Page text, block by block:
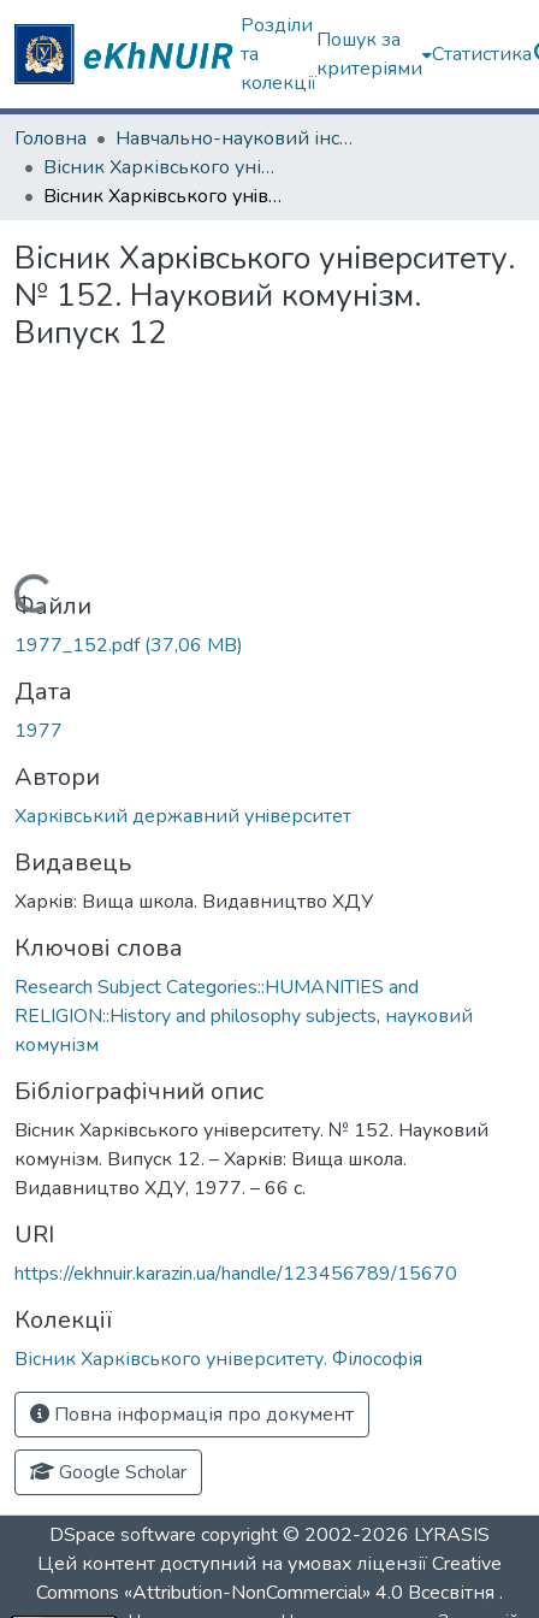
Розділи
та
колекції
Пошук за
критеріями
Статистика
Головна
Навчально-науковий інститут філософії, культурології, політології
Вісник Харківського університету. Філософія
Вiсник Харкiвського унiверситету. № 152. Науковий комунізм. Випуск 12
Вiсник Харкiвського унiверситету.
№ 152. Науковий комунізм.
Випуск 12
Вантажиться...
Файли
1977_152.pdf(37,06 MB)
Дата
1977
Автори
Харкiвський державний унiверситет
Видавець
Харкiв: Вища школа. Видавництво ХДУ
Ключові слова
Research Subject Categories::HUMANITIES and
RELIGION::History and philosophy subjects, науковий
комунізм
Бібліографічний опис
Вiсник Харкiвського унiверситету. № 152. Науковий
комунізм. Випуск 12. – Харкiв: Вища школа.
Видавництво ХДУ, 1977. – 66 с.
URI
https://ekhnuir.karazin.ua/handle/123456789/15670
Колекції
Вісник Харківського університету. Філософія
Повна інформація про документ
Google Scholar
DSpace software copyright © 2002-2026 LYRASIS
Цей контент доступний на умовах ліцензіїCreative
Commons «Attribution-NonCommercial» 4.0 Всесвітня .